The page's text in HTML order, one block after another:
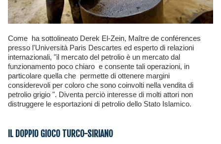
Come ha sottolineato Derek El-Zein, Maître de conférences
presso l'Università Paris Descartes ed esperto di relazioni
internazionali, "il mercato del petrolio è un mercato dal
funzionamento poco chiaro e consente tali operazioni, in
particolare quella che permette di ottenere margini
considerevoli per coloro che sono coinvolti nella vendita di
petrolio grigio ". Diventa perciò interesse di molti attori non
distruggere le esportazioni di petrolio dello Stato Islamico.
IL DOPPIO GIOCO TURCO-SIRIANO